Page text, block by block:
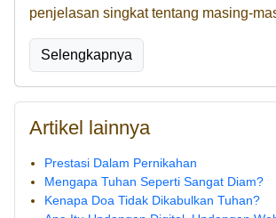
penjelasan singkat tentang masing-
Selengkapnya
Artikel lainnya
Prestasi Dalam Pernikahan
Mengapa Tuhan Seperti Sangat Diam?
Kenapa Doa Tidak Dikabulkan Tuhan?